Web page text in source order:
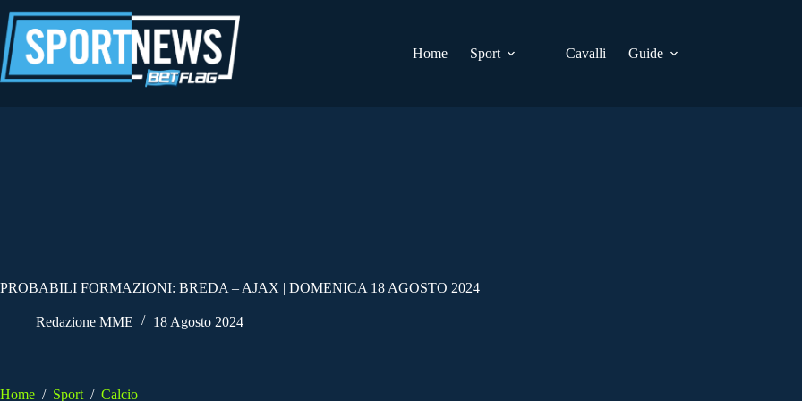
al
contenuto
Home
Sport Cavalli Guide
PROBABILI FORMAZIONI: BREDA – AJAX | DOMENICA 18 AGOSTO 2024
Redazione MME 18 Agosto 2024
Home / Sport / Calcio